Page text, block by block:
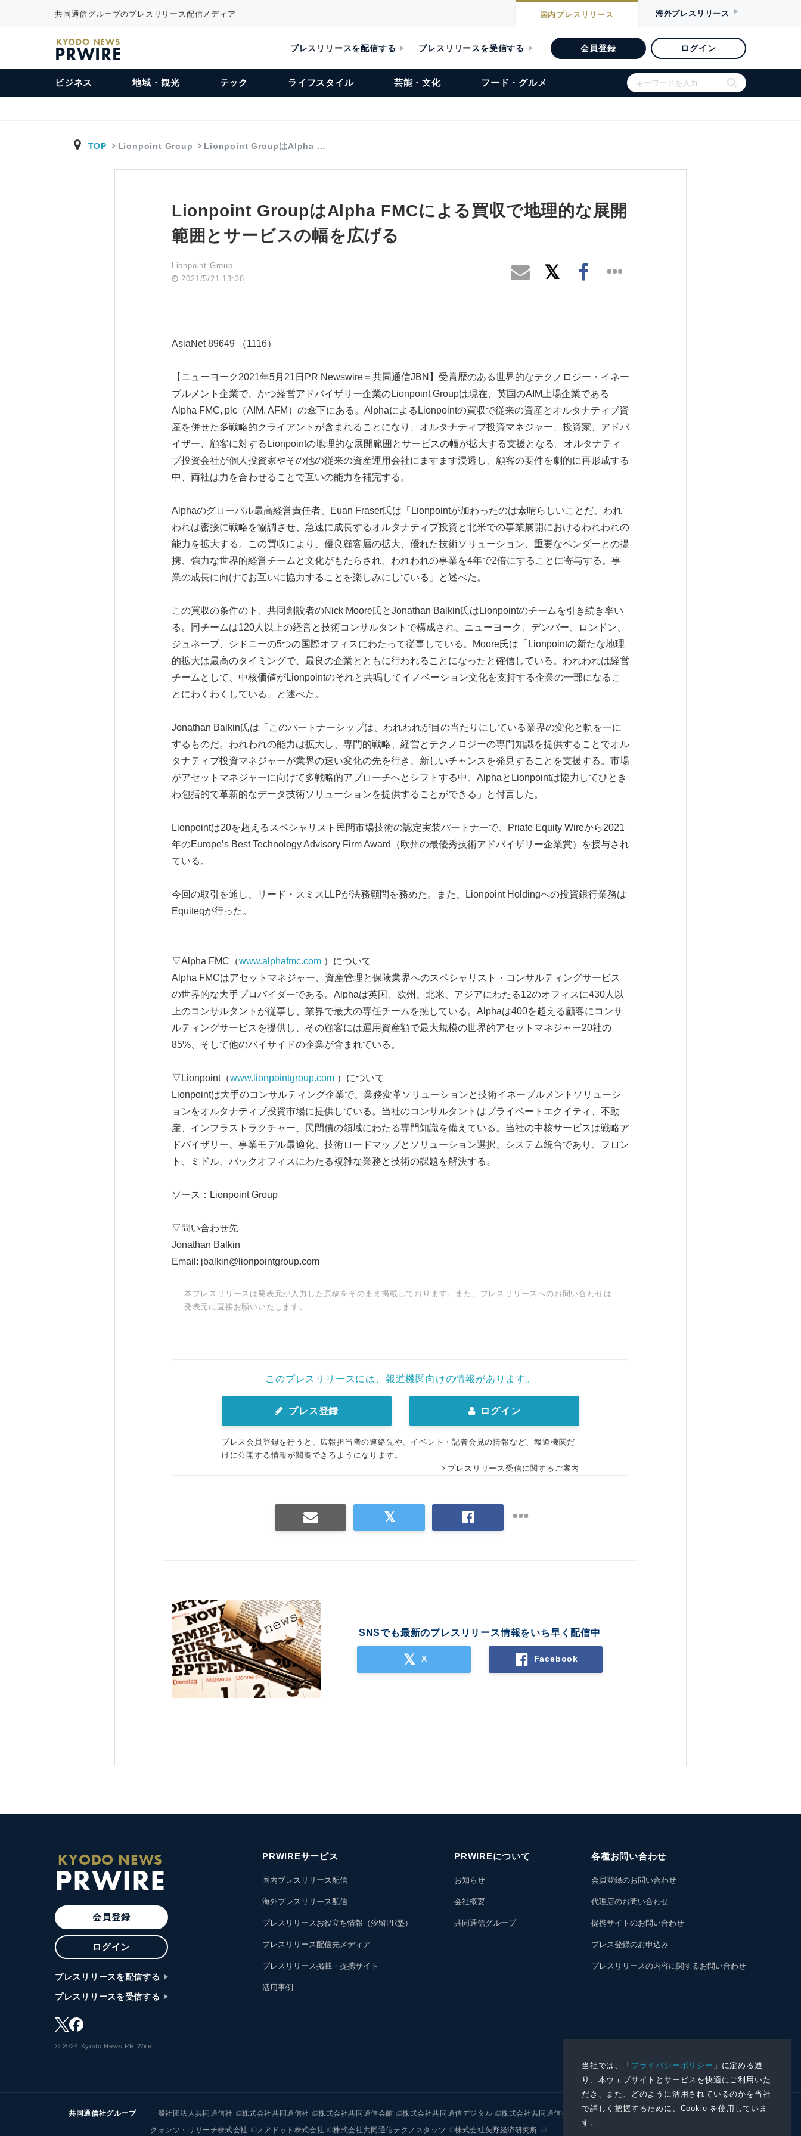
当社では、「 プライバシーポリシー 」に定める通
り、本ウェブサイトとサービスを快適にご利用いた
だき、また、どのように活用されているのかを当社
で詳しく把握するために、Cookie を使用していま
す。
共同通信グループのプレスリリース配信メディア 国内プレスリリース 海外プレスリリース
KYODO NEWS
PRWIRE プレスリリースを配信する プレスリリースを受信する 会員登録 ログイン
ビジネス 地域・観光 テック ライフスタイル 芸能・文化 フード・グルメ
TOP Lionpoint Group Lionpoint GroupはAlpha …
Lionpoint GroupはAlpha FMCによる買収で地理的な展開
範囲とサービスの幅を広げる
Lionpoint Group
2021/5/21 13:38
AsiaNet 89649 （1116）
【ニューヨーク2021年5月21日PR Newswire＝共同通信JBN】受賞歴のある世界的なテクノロジー・イネー
ブルメント企業で、かつ経営アドバイザリー企業のLionpoint Groupは現在、英国のAIM上場企業である
Alpha FMC, plc（AIM. AFM）の傘下にある。AlphaによるLionpointの買収で従来の資産とオルタナティブ資
産を併せた多戦略的クライアントが含まれることになり、オルタナティブ投資マネジャー、投資家、アドバ
イザー、顧客に対するLionpointの地理的な展開範囲とサービスの幅が拡大する支援となる。オルタナティ
ブ投資会社が個人投資家やその他の従来の資産運用会社にますます浸透し、顧客の要件を劇的に再形成する
中、両社は力を合わせることで互いの能力を補完する。
Alphaのグローバル最高経営責任者、Euan Fraser氏は「Lionpointが加わったのは素晴らしいことだ。われ
われは密接に戦略を協調させ、急速に成長するオルタナティブ投資と北米での事業展開におけるわれわれの
能力を拡大する。この買収により、優良顧客層の拡大、優れた技術ソリューション、重要なベンダーとの提
携、強力な世界的経営チームと文化がもたらされ、われわれの事業を4年で2倍にすることに寄与する。事
業の成長に向けてお互いに協力することを楽しみにしている」と述べた。
この買収の条件の下、共同創設者のNick Moore氏とJonathan Balkin氏はLionpointのチームを引き続き率い
る。同チームは120人以上の経営と技術コンサルタントで構成され、ニューヨーク、デンバー、ロンドン、
ジュネーブ、シドニーの5つの国際オフィスにわたって従事している。Moore氏は「Lionpointの新たな地理
的拡大は最高のタイミングで、最良の企業とともに行われることになったと確信している。われわれは経営
チームとして、中核価値がLionpointのそれと共鳴してイノベーション文化を支持する企業の一部になるこ
とにわくわくしている」と述べた。
Jonathan Balkin氏は「このパートナーシップは、われわれが目の当たりにしている業界の変化と軌を一に
するものだ。われわれの能力は拡大し、専門的戦略、経営とテクノロジーの専門知識を提供することでオル
タナティブ投資マネジャーが業界の速い変化の先を行き、新しいチャンスを発見することを支援する。市場
がアセットマネジャーに向けて多戦略的アプローチへとシフトする中、AlphaとLionpointは協力してひとき
わ包括的で革新的なデータ技術ソリューションを提供することができる」と付言した。
Lionpointは20を超えるスペシャリスト民間市場技術の認定実装パートナーで、Priate Equity Wireから2021
年のEurope’s Best Technology Advisory Firm Award（欧州の最優秀技術アドバイザリー企業賞）を授与され
ている。
今回の取引を通し、リード・スミスLLPが法務顧問を務めた。また、Lionpoint Holdingへの投資銀行業務は
Equiteqが行った。
▽Alpha FMC（www.alphafmc.com）について
Alpha FMCはアセットマネジャー、資産管理と保険業界へのスペシャリスト・コンサルティングサービス
の世界的な大手プロバイダーである。Alphaは英国、欧州、北米、アジアにわたる12のオフィスに430人以
上のコンサルタントが従事し、業界で最大の専任チームを擁している。Alphaは400を超える顧客にコンサ
ルティングサービスを提供し、その顧客には運用資産額で最大規模の世界的アセットマネジャー20社の
85%、そして他のバイサイドの企業が含まれている。
▽Lionpoint（www.lionpointgroup.com）について
Lionpointは大手のコンサルティング企業で、業務変革ソリューションと技術イネーブルメントソリューシ
ョンをオルタナティブ投資市場に提供している。当社のコンサルタントはプライベートエクイティ、不動
産、インフラストラクチャー、民間債の領域にわたる専門知識を備えている。当社の中核サービスは戦略ア
ドバイザリー、事業モデル最適化、技術ロードマップとソリューション選択、システム統合であり、フロン
ト、ミドル、バックオフィスにわたる複雑な業務と技術の課題を解決する。
ソース：Lionpoint Group
▽問い合わせ先
Jonathan Balkin
Email: jbalkin@lionpointgroup.com
本プレスリリースは発表元が入力した原稿をそのまま掲載しております。また、プレスリリースへのお問い合わせは
発表元に直接お願いいたします。
このプレスリリースには、報道機関向けの情報があります。
プレス登録 ログイン
プレス会員登録を行うと、広報担当者の連絡先や、イベント・記者会見の情報など、報道機関だ
けに公開する情報が閲覧できるようになります。
プレスリリース受信に関するご案内
SNSでも最新のプレスリリース情報をいち早く配信中
X Facebook
KYODO NEWS
PRWIRE
会員登録
ログイン
プレスリリースを配信する
プレスリリースを受信する
© 2024 Kyodo News PR Wire
PRWIREサービス
国内プレスリリース配信
海外プレスリリース配信
プレスリリースお役立ち情報（汐留PR塾）
プレスリリース配信先メディア
プレスリリース掲載・提携サイト
活用事例
PRWIREについて
お知らせ
会社概要
共同通信グループ
各種お問い合わせ
会員登録のお問い合わせ
代理店のお問い合わせ
提携サイトのお問い合わせ
プレス登録のお申込み
プレスリリースの内容に関するお問い合わせ
共同通信社グループ 一般社団法人共同通信社 株式会社共同通信社 株式会社共同通信会館 株式会社共同通信デジタル 株式会社共同通信イメージズ
株式会社NNA
クォンツ・リサーチ株式会社
ノアドット株式会社 株式会社共同通信テクノスタッツ 株式会社矢野経済研究所
Japanese
English